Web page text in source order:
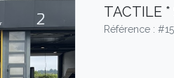
TACTILE *
Référence :